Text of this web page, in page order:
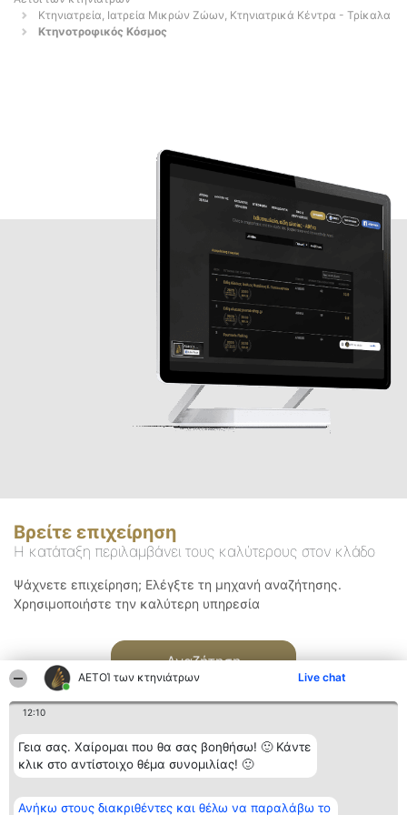
ΑΕΤΟΊ των κτηνιάτρων Live chat
12:10
Γεια σας. Χαίρομαι που θα σας βοηθήσω! 🙂 Κάντε
κλικ στο αντίστοιχο θέμα συνομιλίας! 🙂
Ανήκω στους διακριθέντες και θέλω να παραλάβω το
Κτηνιατρεία, Ιατρεία Μικρών Ζώων, Κτηνιατρικά Κέντρα - Τρίκαλα
Κτηνοτροφικός Κόσμος
Βρείτε επιχείρηση
Η κατάταξη περιλαμβάνει τους καλύτερους στον κλάδο
Ψάχνετε επιχείρηση; Ελέγξτε τη μηχανή αναζήτησης.
Χρησιμοποιήστε την καλύτερη υπηρεσία
Αναζήτηση
Διοργανωτής της
κατάταξης
Κατάταξη
Διακριθέντες
Επικοινωνία
Επικοινωνία